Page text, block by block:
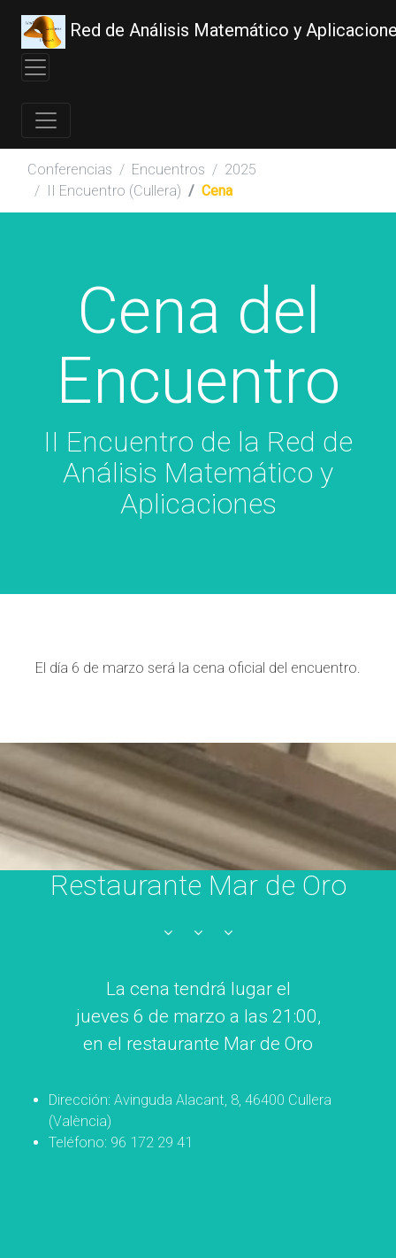
Red de Análisis Matemático y
Conferencias Encuentros
2025
II Encuentro (Cullera)
Cena
Cena del
Encuentro
II Encuentro de la Red de
Análisis Matemático y
Aplicaciones
El día 6 de marzo será la cena oficial del encuentro.
Restaurante Mar de Oro
La cena tendrá lugar el
jueves 6 de marzo a las 21:00,
en el restaurante Mar de Oro
Dirección: Avinguda Alacant, 8, 46400 Cullera
(València)
Teléfono: 96 172 29 41